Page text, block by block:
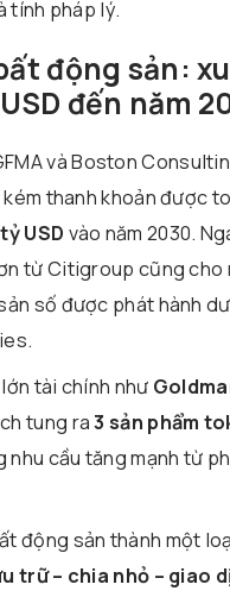
tính pháp lý.
động sản:
đến năm
và Boston
thanh khoản được
USD vào năm 2030.
từ Citigroup cũng cho
số được phát hành
tài chính như
tung ra3 sản phẩm
nhu cầu tăng mạnh từ
động sản thành một
trữ – chia nhỏ – giao